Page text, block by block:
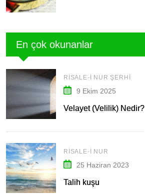
En çok okunanlar
RISALE-I NUR ŞERHI
9 Ekim 2025
Velayet (Velilik) Nedir?
RISALE-I NUR
25 Haziran 2023
Talih kuşu